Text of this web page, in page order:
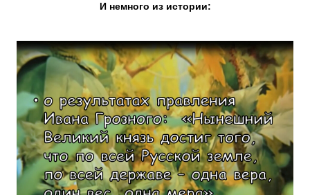
И немного из истории: